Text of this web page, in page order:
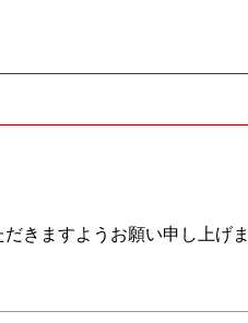
きますようお願い申し上げ